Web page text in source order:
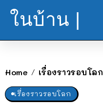
ในบ้าน |
Home / เรื่องราวรอบโลก
เรื่องราวรอบโลก